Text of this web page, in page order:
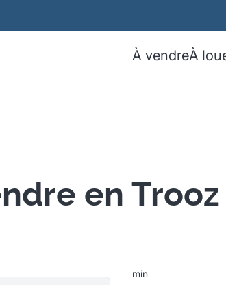
À vendreÀ
en Trooz
min